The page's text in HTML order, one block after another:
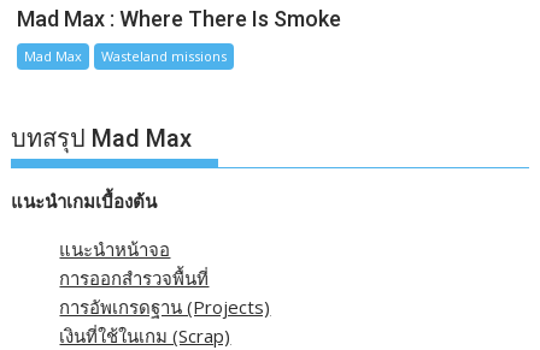
Mad Max : Where There Is Smoke
Mad Max Wasteland missions
บทสรุป Mad Max
แนะนำเกมเบื้องต้น
แนะนำหน้าจอ
การออกสำรวจพื้นที่
การอัพเกรดฐาน (Projects)
เงินที่ใช้ในเกม (Scrap)